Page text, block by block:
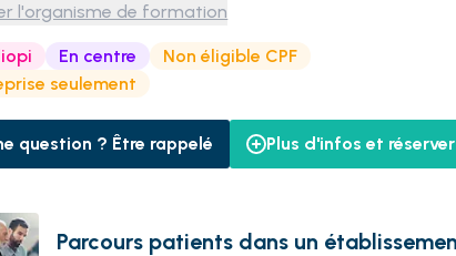
l'organisme de formation
En centre
Non éligible CPF
seulement
question ? Être rappelé Plus d'infos et réserver
Parcours patients dans un